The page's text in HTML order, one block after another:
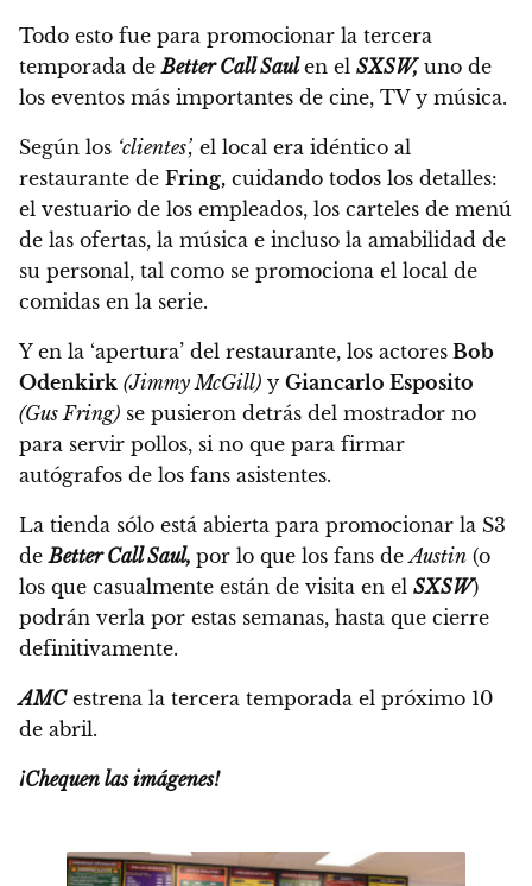
Todo esto fue para promocionar la tercera
temporada deBetter Call Saul en el SXSW,uno de
los eventos más importantes de cine, TV y música.
Según los ‘clientes’, el local era idéntico al
restaurante de Fring, cuidando todos los detalles:
el vestuario de los empleados, los carteles de menú
de las ofertas, la música e incluso la amabilidad de
su personal, tal como se promociona el local de
comidas en la serie.
Y en la ‘apertura’ del restaurante, los actores Bob
Odenkirk (Jimmy McGill) y Giancarlo Esposito
(Gus Fring) se pusieron detrás del mostrador no
para servir pollos, si no que para firmar
autógrafos de los fans asistentes.
La tienda sólo está abierta para promocionar la S3
deBetter Call Saul, por lo que los fans deAustin (o
los que casualmente están de visita en el SXSW)
podrán verla por estas semanas, hasta que cierre
definitivamente.
AMCestrena la tercera temporada el próximo 10
de abril.
¡Chequen las imágenes!